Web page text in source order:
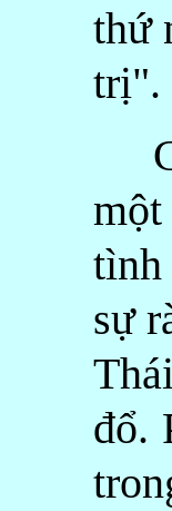
thứ
trị".
tình
sự
đổ.